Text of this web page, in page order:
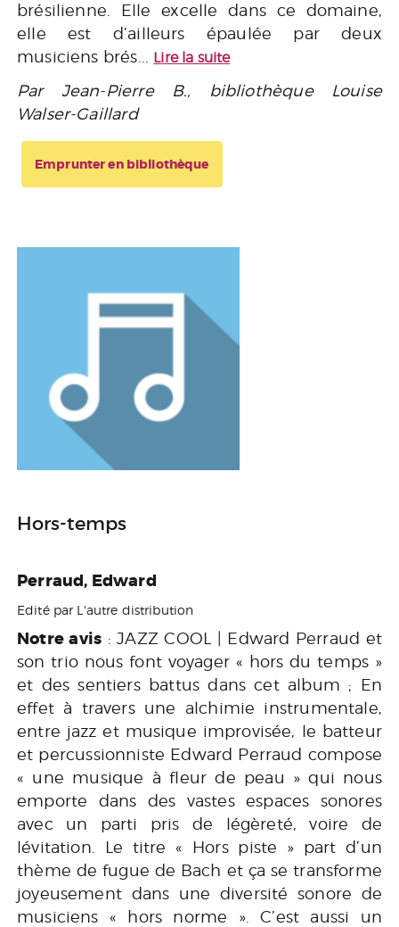
brésilienne. Elle excelle dans ce domaine,
elle est d’ailleurs épaulée par deux
musiciens brés... Lire la suite
Par Jean-Pierre B., bibliothèque Louise
Walser-Gaillard
Emprunter en bibliothèque
Hors-temps
Perraud, Edward
Edité par L'autre distribution
Notre avis : JAZZ COOL | Edward Perraud et
son trio nous font voyager « hors du temps »
et des sentiers battus dans cet album ; En
effet à travers une alchimie instrumentale,
entre jazz et musique improvisée, le batteur
et percussionniste Edward Perraud compose
« une musique à fleur de peau » qui nous
emporte dans des vastes espaces sonores
avec un parti pris de légèreté, voire de
lévitation. Le titre « Hors piste » part d’un
thème de fugue de Bach et ça se transforme
joyeusement dans une diversité sonore de
musiciens « hors norme ». C’est aussi un